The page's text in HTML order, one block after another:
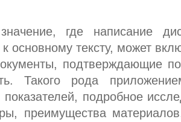
где написание
основному тексту, может
подтверждающие
Такого рода
показателей, подробное
преимущества